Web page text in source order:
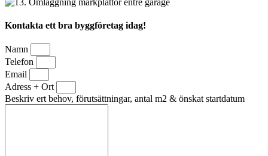
Kontakta ett bra byggföretag idag!
Namn
Telefon
Email
Adress + Ort
Beskriv ert behov, förutsättningar, antal m2 & önskat startdatum